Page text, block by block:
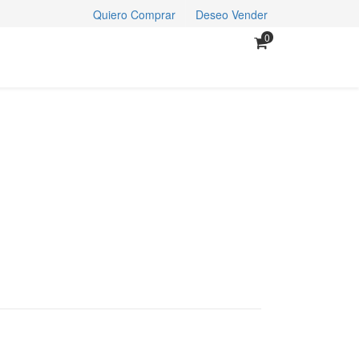
Quiero Comprar Deseo Vender
0